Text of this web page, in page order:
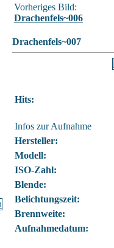
Vorheriges Bild:
Drachenfels~006
Drachenfels~007
Hits:
Infos zur Aufnahme
Hersteller:
Modell:
ISO-Zahl:
Blende:
Belichtungszeit:
Brennweite:
Aufnahmedatum: